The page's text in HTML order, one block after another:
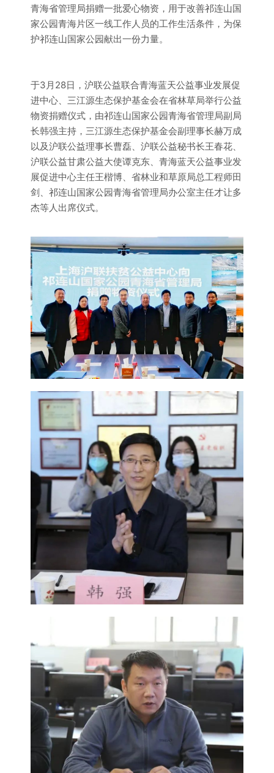
青海省管理局捐赠一批爱心物资，用于改善祁连山国
家公园青海片区一线工作人员的工作生活条件，为保
护祁连山国家公园献出一份力量。
于3月28日，沪联公益联合青海蓝天公益事业发展促
进中心、三江源生态保护基金会在省林草局举行公益
物资捐赠仪式，由祁连山国家公园青海省管理局副局
长韩强主持，三江源生态保护基金会副理事长赫万成
以及沪联公益理事长曹磊、沪联公益秘书长王春花、
沪联公益甘肃公益大使谭克东、青海蓝天公益事业发
展促进中心主任王楷博、省林业和草原局总工程师田
剑、祁连山国家公园青海省管理局办公室主任才让多
杰等人出席仪式。